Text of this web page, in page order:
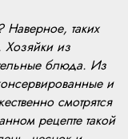
таких
Хозяйки из
блюда. Из
и
смотрятся
рецепте такой